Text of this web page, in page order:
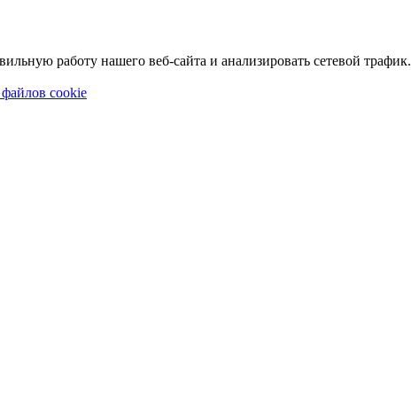
работу нашего веб-сайта и анализировать сетевой трафик.
cookie